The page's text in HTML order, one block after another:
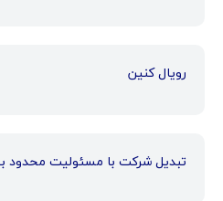
رویال کنین
تبدیل شرکت با مسئولیت